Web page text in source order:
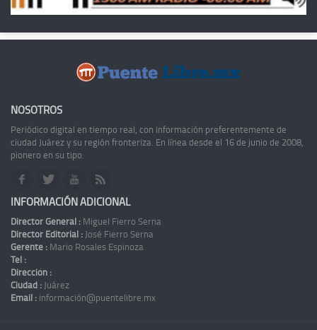
NOSOTROS
Periódico digital en tiempo real, con información preferentemente de
ciudad Juárez y su región fronteriza. En línea desde el 16 de junio de 2008,
pionero en su tipo.
INFORMACIÓN ADICIONAL
Director General : Miguel Fierro Serna
Director Editorial : José Fierro Serna
Gerente : Mario Rosales Espinoza
Tel :
Dirección :
Ciudad : Juárez
Email : información@puentelibre.mx